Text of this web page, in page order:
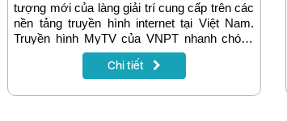
tượng mới của làng giải trí cung cấp trên các
nền tảng truyền hình internet tại Việt Nam.
Truyền hình MyTV của VNPT nhanh chóng
tiếp cận trào lưu mới này và trình làng
gameshow tương tác của mình với format vô
biệt MyTV dành tặng khán giả dịp kỷ niệm 12
Chi tiết